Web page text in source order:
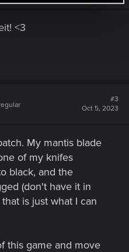
<3
#3
Oct 5, 2023
My mantis blade
of my knifes
black, and the
(don't have it in
is just what I can
this game and move